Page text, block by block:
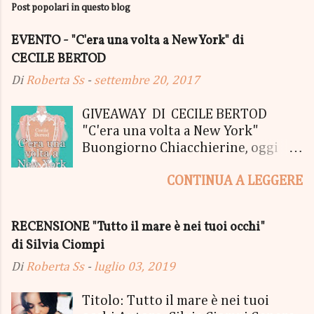
Post popolari in questo blog
EVENTO - "C'era una volta a New York" di
CECILE BERTOD
DiRoberta Ss - settembre 20, 2017
GIVEAWAY DI CECILE BERTOD
"C'era una volta a New York"
Buongiorno Chiacchierine, oggi
lanciamo il SUPER MEGA GIVEAWAY
05 Ottobre di "C'era una volta a
New York", edito Newton Compton.
Un Giveaway molto ricco per la
Premio, che si aggiudicherà tutto
CONTINUA A LEGGERE
RECENSIONE "Tutto il mare è nei tuoi occhi"
di Silvia Ciompi
DiRoberta Ss - luglio 03, 2019
Titolo: Tutto il mare è nei tuoi